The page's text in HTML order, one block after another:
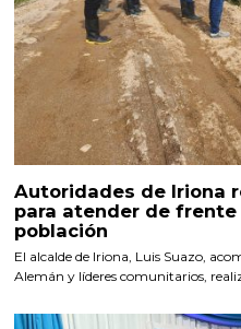
Autoridades de Iriona
para atender de
población
El alcalde de Iriona, Luis Suazo,
Alemán y líderes comunitarios,